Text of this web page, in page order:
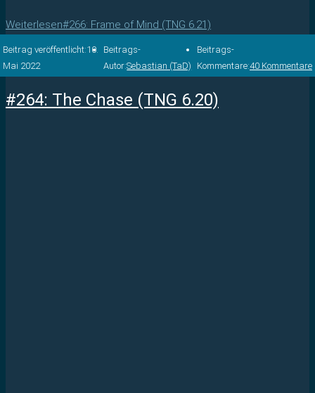
Weiterlesen#266: Frame of Mind (TNG 6.21)
Beitrag veröffentlicht:10.
Mai 2022
Beitrags-
Autor:Sebastian (TaD)
Beitrags-
Kommentare:40 Kommentare
#264: The Chase (TNG 6.20)